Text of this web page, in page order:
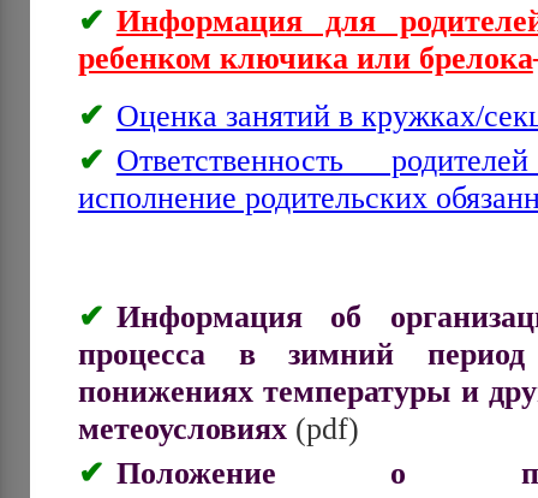
Информация для
ребенком ключика или брелока
Оценка занятий в кружках/
​Ответственность
исполнение родительских
Информация об
процесса в зимний
понижениях температуры и
метеоусловиях(pdf)
Положение о